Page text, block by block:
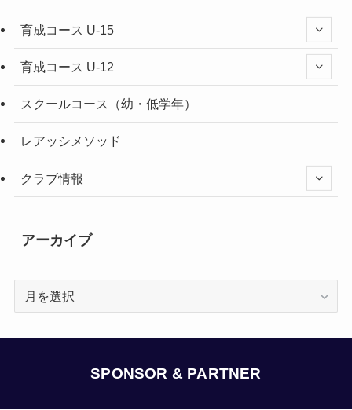
育成コース U-15
育成コース U-12
スクールコース（幼・低学年）
レアッシメソッド
クラブ情報
アーカイブ
SPONSOR & PARTNER